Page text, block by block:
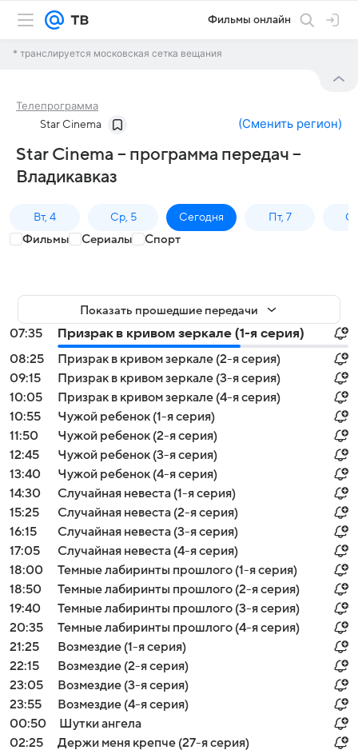
Фильмы онлайн
* транслируется московская сетка вещания
Телепрограмма
Star Cinema (Сменить регион)
Star Cinema – программа передач –
Владикавказ
Вт, 4 Ср, 5 Сегодня Пт, 7
Фильмы Сериалы Спорт
Показать прошедшие передачи
07:35
Призрак в кривом зеркале (1-я серия)
08:25
Призрак в кривом зеркале (2-я серия)
09:15
Призрак в кривом зеркале (3-я серия)
10:05
Призрак в кривом зеркале (4-я серия)
10:55
Чужой ребенок (1-я серия)
11:50
Чужой ребенок (2-я серия)
12:45
Чужой ребенок (3-я серия)
13:40
Чужой ребенок (4-я серия)
14:30
Случайная невеста (1-я серия)
15:25
Случайная невеста (2-я серия)
16:15
Случайная невеста (3-я серия)
17:05
Случайная невеста (4-я серия)
18:00
Темные лабиринты прошлого (1-я серия)
18:50
Темные лабиринты прошлого (2-я серия)
19:40
Темные лабиринты прошлого (3-я серия)
20:35
Темные лабиринты прошлого (4-я серия)
21:25
Возмездие (1-я серия)
22:15
Возмездие (2-я серия)
23:05
Возмездие (3-я серия)
23:55
Возмездие (4-я серия)
00:50
Шутки ангела
02:25
Держи меня крепче (27-я серия)